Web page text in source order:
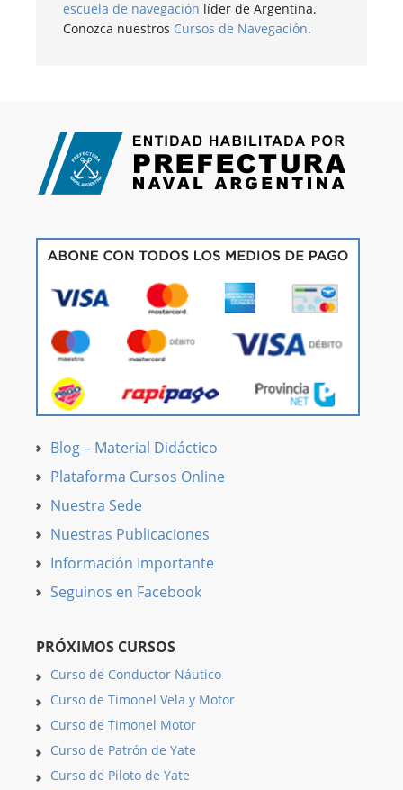
escuela de navegación líder de Argentina.
Conozca nuestros Cursos de Navegación.
Blog – Material Didáctico
Plataforma Cursos Online
Nuestra Sede
Nuestras Publicaciones
Información Importante
Seguinos en Facebook
PRÓXIMOS CURSOS
Curso de Conductor Náutico
Curso de Timonel Vela y Motor
Curso de Timonel Motor
Curso de Patrón de Yate
Curso de Piloto de Yate